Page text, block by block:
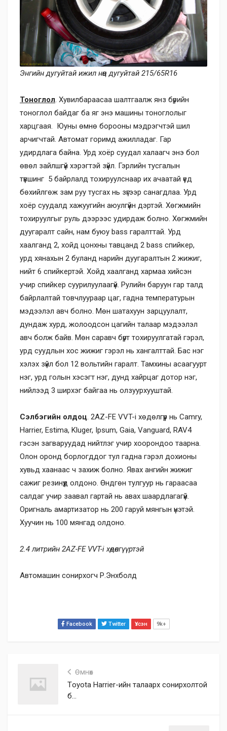
Энгийн дугуйтай ижил нөөц дугуйтай 215/65R16
Тоноглол. Хувилбараасаа шалтгаалж янз бүрийн
тоноглол байдаг ба яг энэ машины тоноглолыг
харцгаая. Юуны өмнө борооны мэдрэгчтэй шил
арчигчтай. Автомат горимд ажилладаг. Гар
удирдлага байна. Урд хоёр суудал халаагч энэ бол
өвөл зайлшгүй хэрэгтэй зүйл. Гэрлийн тусгалын
түвшинг 5 байрлалд тохируулснаар их ачаатай үед
бөхийлгөж зам руу тусгах нь зүгээр санагдлаа. Урд
хоёр суудалд хажуугийн аюулгүйн дэртэй. Хөгжмийн
тохируулгыг руль дээрээс удирдаж болно. Хөгжмийн
дуугаралт сайн, нам буюу bass гаралттай. Урд
хаалганд 2, хойд цонхны тавцанд 2 bass спийкер,
урд хянахын 2 буланд нарийн дуугаралтын 2 жижиг,
нийт 6 спийкертэй. Хойд хаалганд хармаа хийсэн
учир спийкер суурилуулаагүй. Рулийн баруун гар талд
байрлалтай товчлуураар цаг, гадна температурын
мэдээлэл авч болно. Мөн шатахуун зарцуулалт,
дундаж хурд, жолоодсон цагийн талаар мэдээлэл
авч болж байв. Мөн саравч бүрт тохируулгатай гэрэл,
урд суудлын хос жижиг гэрэл нь хангалттай. Бас нэг
хэлэх зүйл бол 12 вольтийн гаралт. Тамхины асаагуурт
нэг, урд голын хэсэгт нэг, дунд хайрцаг дотор нэг,
нийлээд 3 ширхэг байгаа нь олзуурхууштай.
Сэлбэгийн олдоц. 2AZ-FE VVT-i хөдөлгүүр нь Camry,
Harrier, Estima, Kluger, Ipsum, Gaia, Vanguard, RAV4
гэсэн загваруудад нийтлэг учир хоорондоо таарна.
Олон оронд борлогддог тул гадна гэрэл дохионы
хувьд хаанаас ч захиж болно. Явах ангийн жижиг
сажиг резинүүд олдоно. Өндгөн тулгуур нь гараасаа
салдаг учир заавал гартай нь авах шаардлагагүй.
Оригналь амартизатор нь 200 гаруй мянгын үнэтэй.
Хуучин нь 100 мянгад олдоно.
2.4 литрийн 2AZ-FE VVT-i хөдөлгүүртэй
Автомашин сонирхогч Р.Энхболд
Facebook Twitter Үзсэн 9k+
Өмнөх
Тoyota Harrier-ийн талаарх сонирхолтой
б...